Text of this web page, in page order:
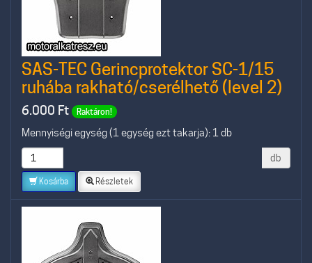
SAS-TEC Gerincprotektor SC-1/15
ruhába rakható/cserélhető (level 2)
6.000 Ft Raktáron!
Mennyiségi egység (1 egység ezt takarja): 1 db
db
Kosárba Részletek